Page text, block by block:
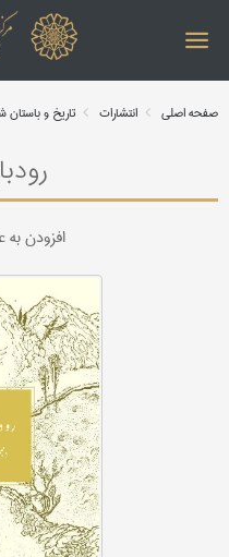
صفحه اصلی انتشارات تاریخ و
افزودن به